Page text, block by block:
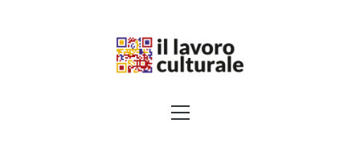
SAPERI, AFFACCIARSI SUL
Menu